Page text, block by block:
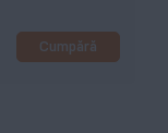
Cumpără